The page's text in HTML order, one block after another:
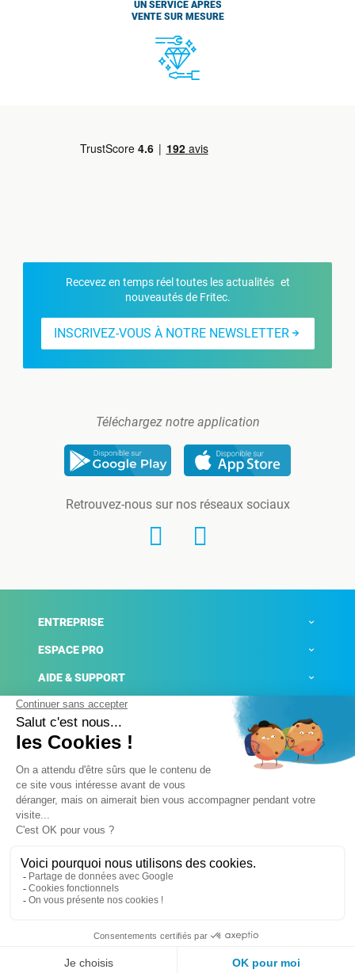
UN SERVICE APRÈS
VENTE SUR MESURE
Recevez en temps réel toutes les actualités et
nouveautés de Fritec.
INSCRIVEZ-VOUS À NOTRE NEWSLETTER
Téléchargez notre application
Retrouvez-nous sur nos réseaux sociaux
ENTREPRISE
ESPACE PRO
AIDE & SUPPORT
ACTUALITÉS
Mentions légales
Conditions générales de ventes
Plateforme de signalement